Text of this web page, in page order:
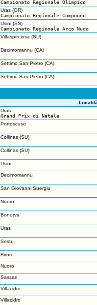
Campionato Regionale Olimpico
Uras (OR)
Campionato Regionale Compound
Usini (SS)
Campionato Regionale Arco Nudo
Villaspeciosa (SU)
Decimomannu (CA)
Settimo San Pietro (CA)
Settimo San Pietro (CA)
Uras
Grand Prix di Natale
Portoscuso
Collinas (SU)
Collinas (SU)
Usini
Decimomannu
San Giovanni Suergiu
Nuoro
Bonorva
Uras
Sestu
Birori
Nuoro
Sassari
Villacidro
Villacidro